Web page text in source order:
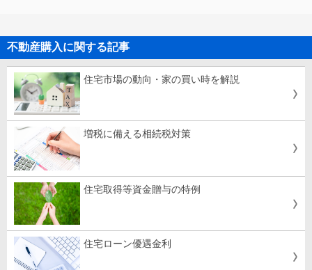
不動産購入に関する記事
住宅市場の動向・家の買い時を解説
増税に備える相続税対策
住宅取得等資金贈与の特例
住宅ローン優遇金利